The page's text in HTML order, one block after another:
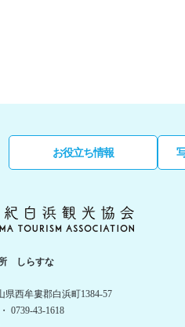
お役立ち情報
しらすな
西牟婁郡白浜町1384-57
0739-43-1618